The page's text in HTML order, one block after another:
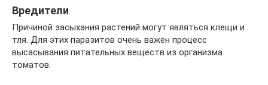
Вредители
Причиной засыхания растений могут являться клещи и
тля. Для этих паразитов очень важен процесс
высасывания питательных веществ из организма
томатов.